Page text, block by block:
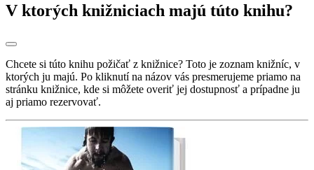
V ktorých knižniciach majú túto knihu?
Chcete si túto knihu požičať z knižnice? Toto je zoznam knižníc, v
ktorých ju majú. Po kliknutí na názov vás presmerujeme priamo na
stránku knižnice, kde si môžete overiť jej dostupnosť a prípadne ju
aj priamo rezervovať.